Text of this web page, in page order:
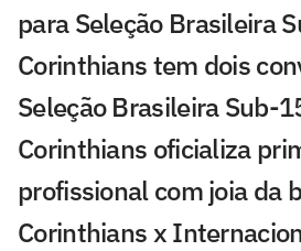
para Seleção Brasileira
Corinthians tem dois
Seleção Brasileira Sub-
Corinthians oficializa
profissional com joia da
Corinthians x